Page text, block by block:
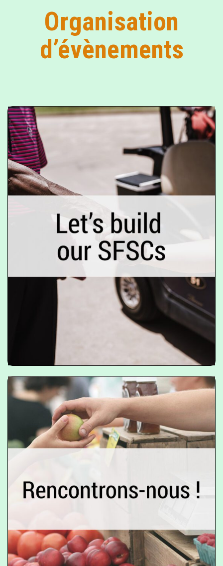
Organisation
d’évènements
Construisons notre
circuit-court
alimentaire
L’outil « Construisons notre circuit-
court alimentaire » est un guide qui
accompagne l’organisation
d’événements locaux pour fédérer les
de nouvelles collaborations et
partenariats via les Circuits Courts
Alimentaires.
Rencontrons-nous !
L’outil « Rencontrons-nous » est un
guide pour soutenir l’organisation
personnes et les histoires inspirantes.
_
__
__